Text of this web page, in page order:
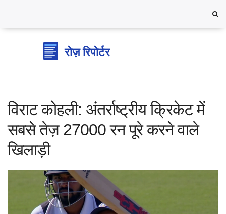
विराट कोहली: अंतर्राष्ट्रीय क्रिकेट में
सबसे तेज़ 27000 रन पूरे करने वाले
खिलाड़ी